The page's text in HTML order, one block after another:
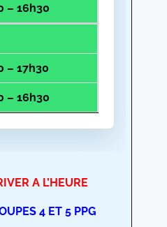
– 16h30
– 17h30
– 16h30
A L’HEURE
4 ET 5 PPG